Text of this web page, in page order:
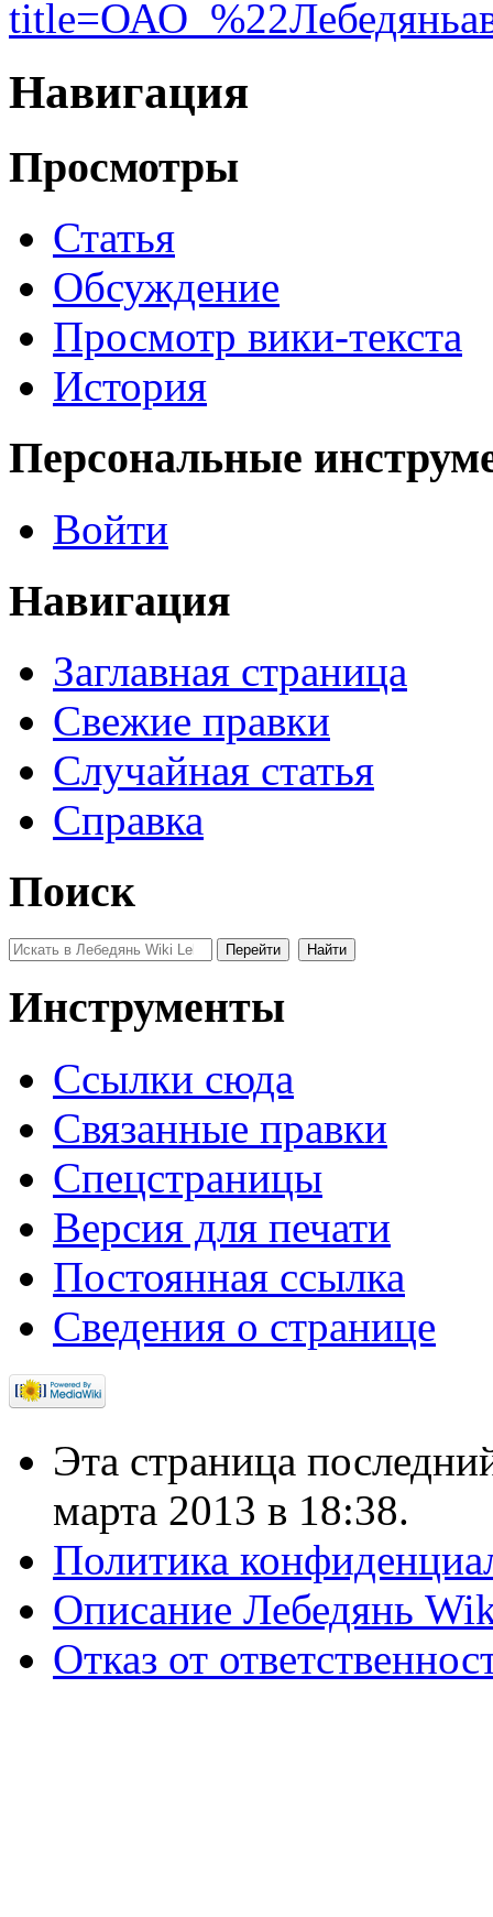
Навигация
Просмотры
Статья
Обсуждение
Просмотр вики-текста
История
Персональные
Войти
Навигация
Заглавная страница
Свежие правки
Случайная статья
Справка
Поиск
Инструменты
Ссылки сюда
Связанные правки
Спецстраницы
Версия для печати
Постоянная ссылка
Сведения о странице
Эта страница
марта 2013 в 18:38.
Политика
Описание Лебедянь
Отказ от